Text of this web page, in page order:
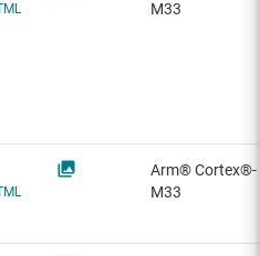
M33
Arm® Cortex®-
M33